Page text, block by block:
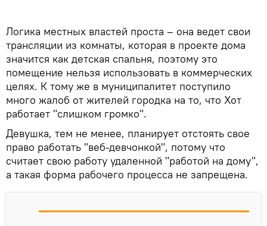
Логика местных властей проста – она ведет свои
трансляции из комнаты, которая в проекте дома
значится как детская спальня, поэтому это
помещение нельзя использовать в коммерческих
целях. К тому же в муниципалитет поступило
много жалоб от жителей городка на то, что Хот
работает "слишком громко".
Девушка, тем не менее, планирует отстоять свое
право работать "веб-девчонкой", потому что
считает свою работу удаленной "работой на дому",
а такая форма рабочего процесса не запрещена.